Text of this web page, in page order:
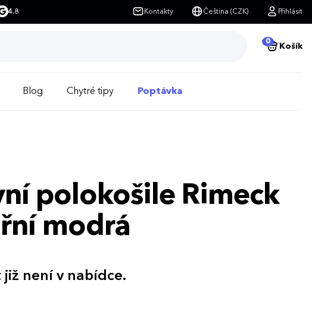
4.8 Kontakty Čeština (CZK) Přihlásit
0
Košík
Blog Chytré tipy Poptávka
polokošile Rimeck
modrá
není v nabídce.